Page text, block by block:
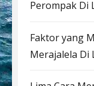
Perompak Di
Faktor yang
Merajalela Di